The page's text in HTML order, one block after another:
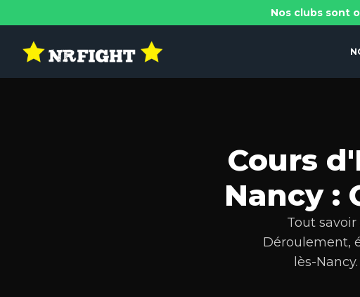
Nos clubs sont
Cours
Nancy :
Tout
Déroulement,
lès-